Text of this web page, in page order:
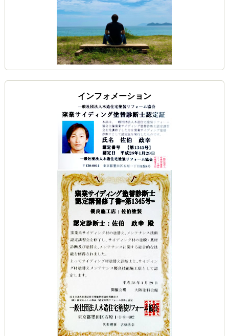
インフォメーション